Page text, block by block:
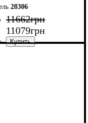
28306
11662грн
11079грн